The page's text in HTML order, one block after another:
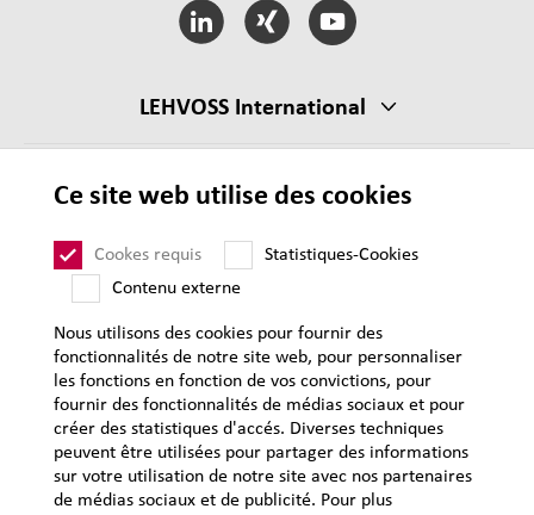
LEHVOSS International
CGV
Mentions légales
Protection des données personnelles
Plan du site
Ce site web utilise des cookies
Cookes requis
Statistiques-Cookies
Contenu externe
Nous utilisons des cookies pour fournir des
fonctionnalités de notre site web, pour personnaliser
les fonctions en fonction de vos convictions, pour
fournir des fonctionnalités de médias sociaux et pour
créer des statistiques d'accés. Diverses techniques
peuvent être utilisées pour partager des informations
sur votre utilisation de notre site avec nos partenaires
de médias sociaux et de publicité. Pour plus